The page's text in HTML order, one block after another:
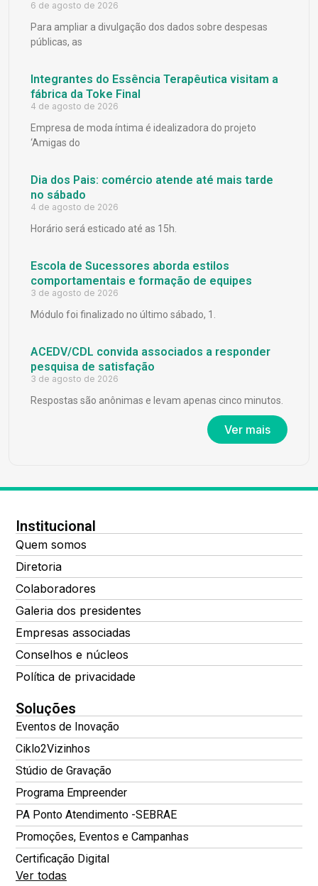
6 de agosto de 2026
Para ampliar a divulgação dos dados sobre despesas
públicas, as
Integrantes do Essência Terapêutica visitam a
fábrica da Toke Final
4 de agosto de 2026
Empresa de moda íntima é idealizadora do projeto
‘Amigas do
Dia dos Pais: comércio atende até mais tarde
no sábado
4 de agosto de 2026
Horário será esticado até as 15h.
Escola de Sucessores aborda estilos
comportamentais e formação de equipes
3 de agosto de 2026
Módulo foi finalizado no último sábado, 1.
ACEDV/CDL convida associados a responder
pesquisa de satisfação
3 de agosto de 2026
Respostas são anônimas e levam apenas cinco minutos.
Ver mais
Institucional
Quem somos
Diretoria
Colaboradores
Galeria dos presidentes
Empresas associadas
Conselhos e núcleos
Política de privacidade
Soluções
Eventos de Inovação
Ciklo2Vizinhos
Stúdio de Gravação
Programa Empreender
PA Ponto Atendimento -SEBRAE
Promoções, Eventos e Campanhas
Certificação Digital
Ver todas